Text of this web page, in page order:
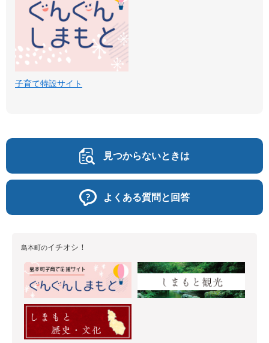
子育て特設サイト
見つからないときは
よくある質問と回答
島本町のイチオシ！